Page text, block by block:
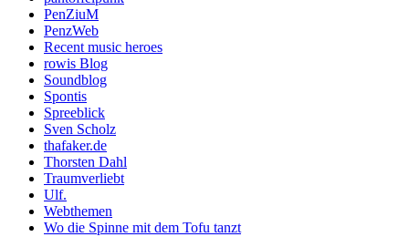
PenZiuM
PenzWeb
Recent music heroes
rowis Blog
Soundblog
Spontis
Spreeblick
Sven Scholz
thafaker.de
Thorsten Dahl
Traumverliebt
Ulf.
Webthemen
Wo die Spinne mit dem Tofu tanzt